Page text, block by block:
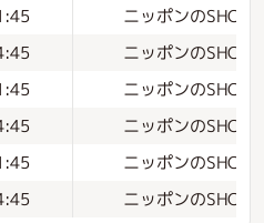
ニッポンの
ニッポンの
ニッポンの
ニッポンの
ニッポンの
ニッポンの